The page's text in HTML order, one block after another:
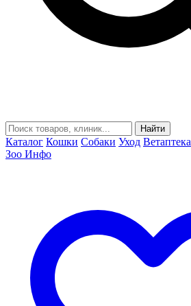
Найти
Каталог Кошки Собаки Уход Ветаптека
Зоо Инфо